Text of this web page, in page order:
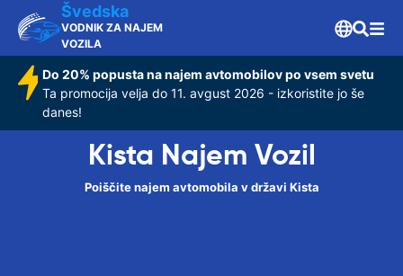
Švedska
VODNIK ZA NAJEM
VOZILA
Do 20% popusta na najem avtomobilov po vsem svetu
Ta promocija velja do 11. avgust 2026 - izkoristite jo še
danes!
Kista Najem Vozil
Poiščite najem avtomobila v državi Kista